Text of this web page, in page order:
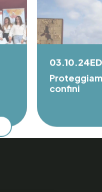
03.10.24
confini